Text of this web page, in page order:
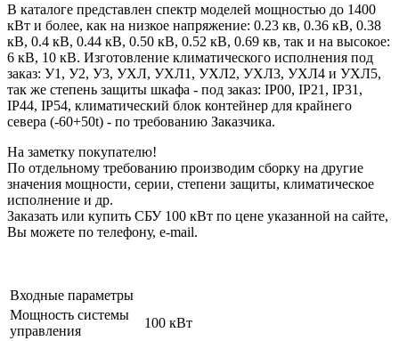
В каталоге представлен спектр моделей мощностью до 1400
кВт и более, как на низкое напряжение: 0.23 кв, 0.36 кВ, 0.38
кВ, 0.4 кВ, 0.44 кВ, 0.50 кВ, 0.52 кВ, 0.69 кв, так и на высокое:
6 кВ, 10 кВ. Изготовление климатического исполнения под
заказ: У1, У2, У3, УХЛ, УХЛ1, УХЛ2, УХЛ3, УХЛ4 и УХЛ5,
так же степень защиты шкафа - под заказ: IP00, IP21, IP31,
IP44, IP54, климатический блок контейнер для крайнего
севера (-60+50t) - по требованию Заказчика.
На заметку покупателю!
По отдельному требованию производим сборку на другие
значения мощности, серии, степени защиты, климатическое
исполнение и др.
Заказать или купить СБУ 100 кВт по цене указанной на сайте,
Вы можете по телефону, e-mail.
Входные параметры
Мощность системы
управления
100 кВт